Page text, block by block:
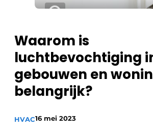
Installatie & Bouw | Platform
Meest gelezen
Nieuwsbrief
Podcasts
Privacy / Cookie statement
Vacature aanmelden
Waarom is
luchtbevochtiging
gebouwen en
belangrijk?
HVAC16 mei 2023